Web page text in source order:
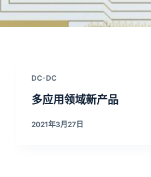
DC-DC
多应用领域新产品
2021年3月27日